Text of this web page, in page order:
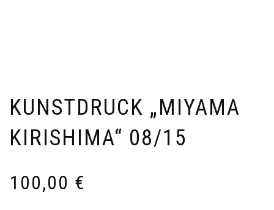
KUNSTDRUCK „MIYAMA
KIRISHIMA“ 08/15
100,00 €